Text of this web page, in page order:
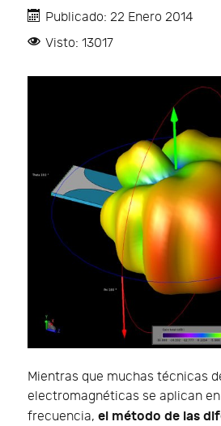
Publicado: 22 Enero 2014
Visto: 13017
Mientras que muchas técnicas
electromagnéticas se aplican
frecuencia, el método de las